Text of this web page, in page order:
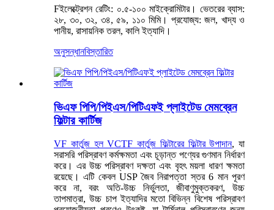
Fইলেক্ট্রেশন রেটিং: ০.৫-১০০ মাইক্রোমিটার। ভেতরের ব্যাস:
২৮, ৩০, ৩২, ৩৪, ৫৯, ১১০ মিমি। প্রযোজ্য: জল, খাদ্য ও
পানীয়, রাসায়নিক তরল, কালি ইত্যাদি।
অনুসন্ধানবিস্তারিত
ভিএফ পিপি/পিইএস/পিটিএফই প্লাইটেড মেমব্রেন
ফিল্টার কার্টিজ
VF কার্তুজ হল VCTF কার্তুজ ফিল্টারের ফিল্টার উপাদান, যা
সরাসরি পরিস্রাবণ কর্মক্ষমতা এবং চূড়ান্ত পণ্যের গুণমান নির্ধারণ
করে। এর উচ্চ পরিস্রাবণ দক্ষতা এবং বৃহৎ ময়লা ধারণ ক্ষমতা
রয়েছে। এটি কেবল USP জৈব নিরাপত্তা স্তর 6 মান পূরণ
করে না, বরং অতি-উচ্চ নির্ভুলতা, জীবাণুমুক্তকরণ, উচ্চ
তাপমাত্রা, উচ্চ চাপ ইত্যাদির মতো বিভিন্ন বিশেষ পরিস্রাবণ